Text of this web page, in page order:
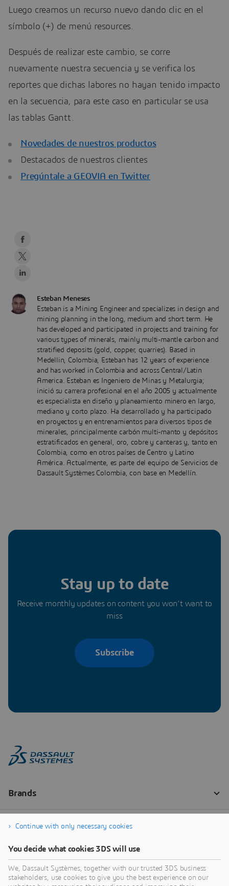
Luego creamos un recurso nuevo dando clic en el
símbolo (+) de menú resources.
Después de realizar este cambio, se corre
nuevamente nuestra secuencia y se verifica los
reportes que dichas labores no hayan tenido impacto
en la secuencia, para este caso en particular se usa
las tablas Gantt.
Novedades de nuestros productos
Destacados de nuestros clientes
Pregúntale a GEOVIA en Twitter
Esteban Meneses
Esteban is a Mining Engineer and specializes in design and
mining planning in the long, medium and short term. He
has developed and participated in projects and training for
various types of minerals, mainly multi-mantle carbon and
stratified deposits (gold, copper, quarries). Based in
Medellin, Colombia, Esteban has 12 years of experience
and has worked in Colombia and across Central/Latin
America. Esteban es Ingeniero de Minas y Metalurgia;
inició su carrera profesional en el año 2005 y actualmente
es especialista en diseño y planeamiento minero en largo,
mediano y corto plazo. Ha desarrollado y ha participado
en proyectos y en entrenamientos para diversos tipos de
minerales, principalmente carbón multi-manto y depósitos
estratificados en general, oro, cobre y canteras y, tanto en
Colombia, como en otros países de Centro y Latino
América. Actualmente, es parte del equipo de Servicios de
Dassault Systèmes Colombia, con base en Medellín.
Stay up to date
Receive monthly updates on content you won’t want to
miss
Subscribe
Continue with only necessary cookies
You decide what cookies 3DS will use
We, Dassault Systèmes, together with our trusted 3DS business
stakeholders, use cookies to give you the best experience on our